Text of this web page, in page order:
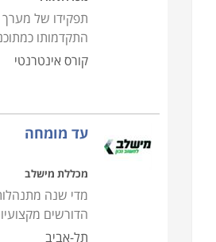
תפקידו של מערך
התקדמותו
קורס אינטרנטי
עד מומחה
מכללת מישלב
מדי שנה
הדורשים
תל-אביב